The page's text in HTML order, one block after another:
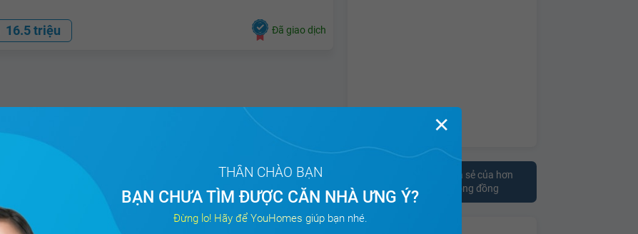
16.5 triệu Đã giao dịch
Tham khảo ý kiến chia sẻ của hơn
10.000 cư dân trên cộng đồng
✕
THÂN CHÀO BẠN
BẠN CHƯA TÌM ĐƯỢC CĂN NHÀ ƯNG Ý?
Đừng lo! Hãy để YouHomes giúp bạn nhé.